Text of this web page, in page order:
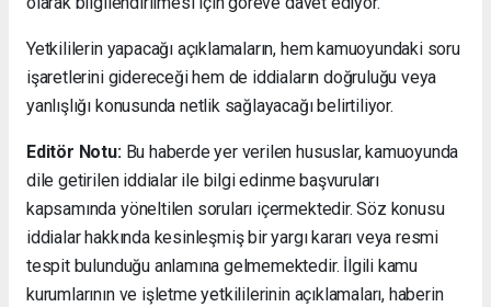
Yetkililerin yapacağı açıklamaların, hem kamuoyundaki soru
işaretlerini gidereceği hem de iddiaların doğruluğu veya
yanlışlığı konusunda netlik sağlayacağı belirtiliyor.
Editör Notu:Bu haberde yer verilen hususlar, kamuoyunda
dile getirilen iddialar ile bilgi edinme başvuruları
kapsamında yöneltilen soruları içermektedir. Söz konusu
iddialar hakkında kesinleşmiş bir yargı kararı veya resmi
tespit bulunduğu anlamına gelmemektedir. İlgili kamu
kurumlarının ve işletme yetkililerinin açıklamaları, haberin